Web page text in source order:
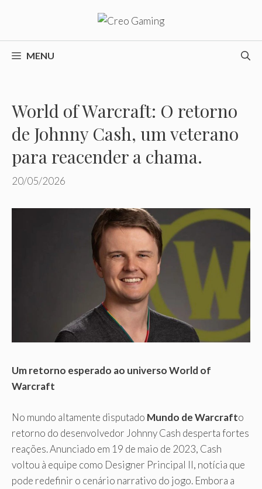
o
conteúdoMENU
World of Warcraft: O retorno
de Johnny Cash, um veterano
para reacender a chama.
20/05/2026
Um retorno esperado ao universo World of
Warcraft
No mundo altamente disputado Mundo de Warcrafto
retorno do desenvolvedor Johnny Cash desperta fortes
reações. Anunciado em 19 de maio de 2023, Cash
voltou à equipe como Designer Principal II, notícia que
pode redefinir o cenário narrativo do jogo. Embora a